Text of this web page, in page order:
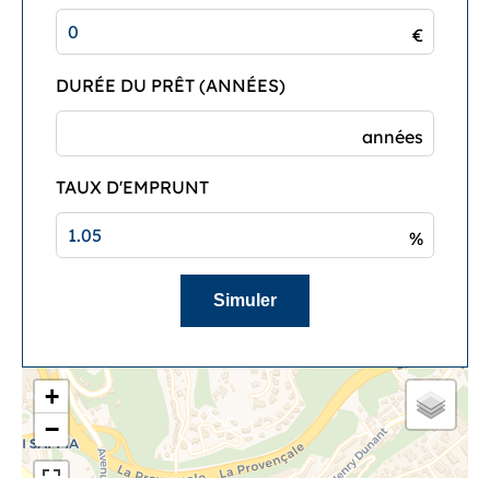
€
DURÉE DU PRÊT (ANNÉES)
années
TAUX D'EMPRUNT
%
Simuler
+
−